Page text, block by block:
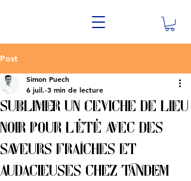
Post
Sublimer un ceviche de lieu
noir pour l'été avec des
saveurs fraîches et
audacieuses chez Tandem
Simon Puech
6 juil. 3 min de lecture